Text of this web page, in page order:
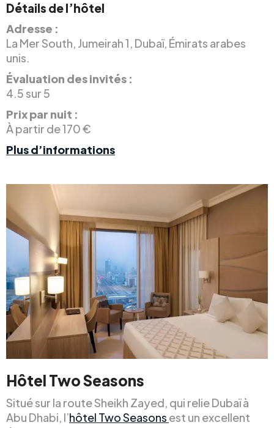
Détails de l’hôtel
Adresse :
La Mer South, Jumeirah 1, Dubaï, Émirats arabes
unis.
Évaluation des invités :
4.5 sur 5
Prix par nuit :
À partir de 170 €
Plus d’informations
Hôtel Two Seasons
Situé sur la route Sheikh Zayed, qui relie Dubaï à
Abu Dhabi, l’hôtel Two Seasons est un excellent